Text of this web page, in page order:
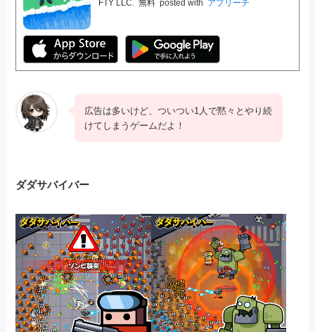
FTY LLC. 無料 posted with アプリーチ
広告は多いけど、ついつい1人で黙々とやり続
けてしまうゲームだよ！
ダダサバイバー